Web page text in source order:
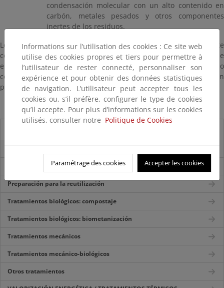
condensación molecular con un alto contenido en
carbón, metales pesados y otros componentes
inertes de los residuos.
Los residuos líquidos y gaseosos pueden aprovecharse mediante
combustión a través de un ciclo de vapor para la producción de
energía eléctrica. El residuo sólido pude utilizarse como
combustible en instalaciones industriales, como por ejemplo, en
plantas cementeras.
VALORIZACIÓN Y RECICLAJE MATERIAL
Preparación para la reutilización
Tratamientos biológicos: compostaje
Tratamientos biológicos: biometanización
Tratamientos mecánicos
Tratamientos mecánico-biológicos
Otros tratamientos
Informations sur l’utilisation des cookies : Ce site web
utilise des cookies propres et tiers pour permettre à
l’utilisateur de rester connecté, personnaliser son
expérience et pour obtenir des données statistiques
de navigation. L’utilisateur peut accepter tous les
cookies ou, s’il préfère, configurer le type de cookies
qu’il accepte. Pour plus d’informations sur les cookies
utilisés, consulter notre Politique de Cookies
Paramétrage des cookies Accepter les cookies